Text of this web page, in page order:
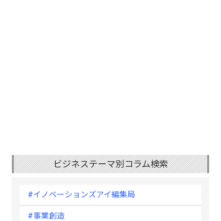
ビジネステーマ別コラム検索
#イノベーションズアイ編集局
#事業創造